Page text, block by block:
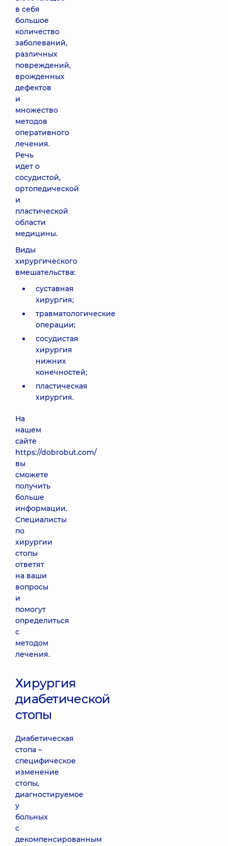
в себя
большое
количество
заболеваний,
различных
повреждений,
врожденных
дефектов
и
множество
методов
оперативного
лечения.
Речь
идет о
сосудистой,
ортопедической
и
пластической
области
медицины.
Виды
хирургического
вмешательства:
суставная
хирургия;
травматологические
операции;
сосудистая
хирургия
нижних
конечностей;
пластическая
хирургия.
На
нашем
сайте
https://dobrobut.com/
вы
сможете
получить
больше
информации.
Специалисты
по
хирургии
стопы
ответят
на ваши
вопросы
и
помогут
определиться
с
методом
лечения.
Хирургия
диабетической
стопы
Диабетическая
стопа –
специфическое
изменение
стопы,
диагностируемое
у
больных
с
декомпенсированным